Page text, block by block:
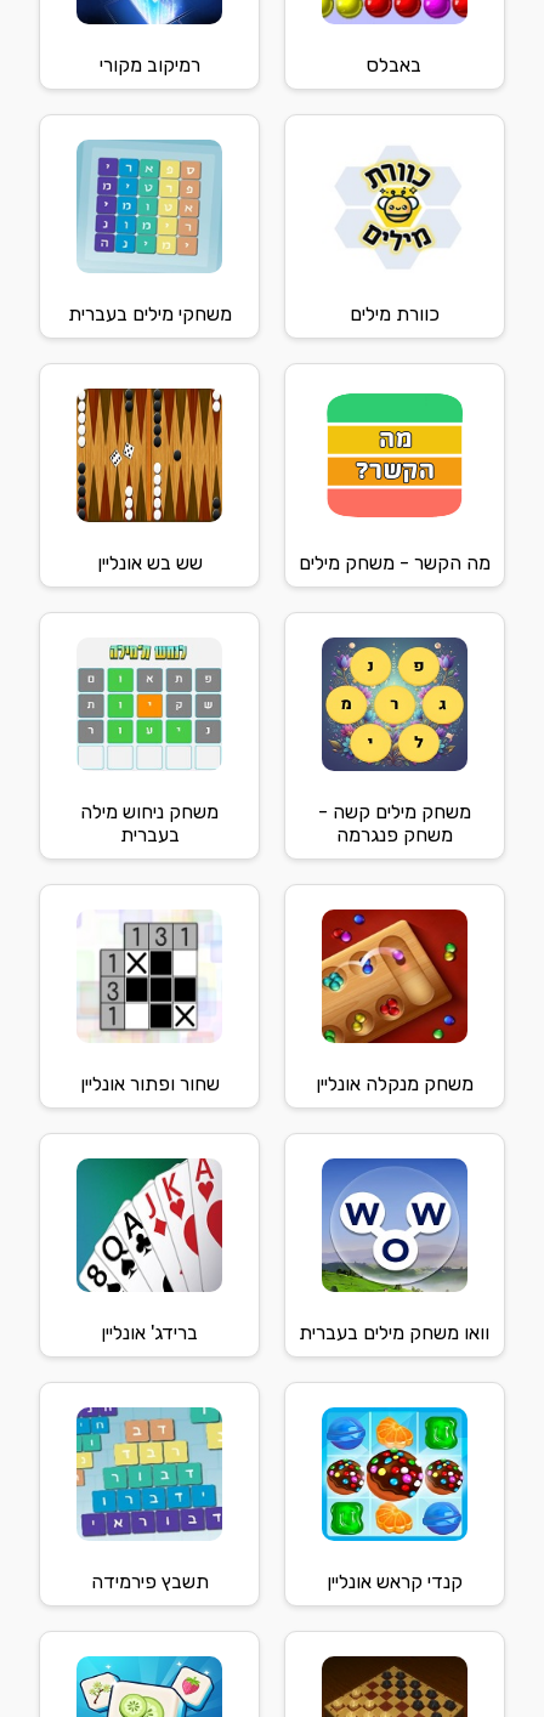
באבלס רמיקוב מקורי
כוורת מילים משחקי מילים בעברית
מה הקשר - משחק מילים שש בש אונליין
משחק מילים קשה -
משחק פנגרמה
משחק ניחוש מילה
בעברית
משחק מנקלה אונליין שחור ופתור אונליין
וואו משחק מילים בעברית ברידג' אונליין
קנדי קראש אונליין תשבץ פירמידה